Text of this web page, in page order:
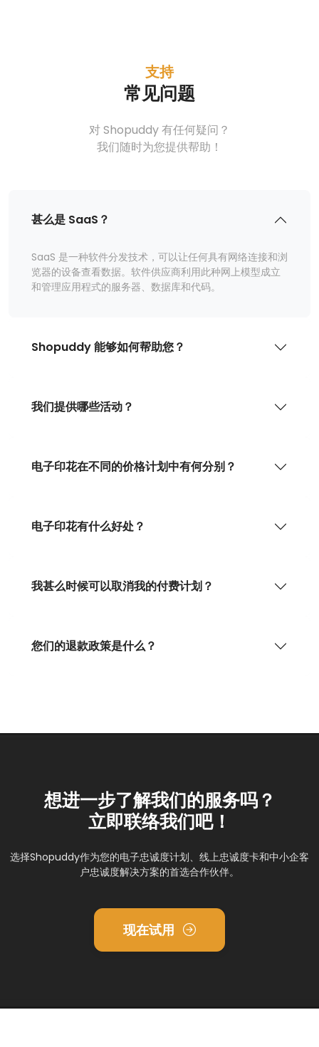
支持
常见问题
对 Shopuddy 有任何疑问？
我们随时为您提供帮助！
甚么是 SaaS？
SaaS 是一种软件分发技术，可以让任何具有网络连接和浏
览器的设备查看数据。软件供应商利用此种网上模型成立
和管理应用程式的服务器、数据库和代码。
Shopuddy 能够如何帮助您？
我们提供哪些活动？
电子印花在不同的价格计划中有何分别？
电子印花有什么好处？
我甚么时候可以取消我的付费计划？
您们的退款政策是什么？
想进一步了解我们的服务吗？
立即联络我们吧！
选择Shopuddy作为您的电子忠诚度计划、线上忠诚度卡和中小企客
户忠诚度解决方案的首选合作伙伴。
现在试用